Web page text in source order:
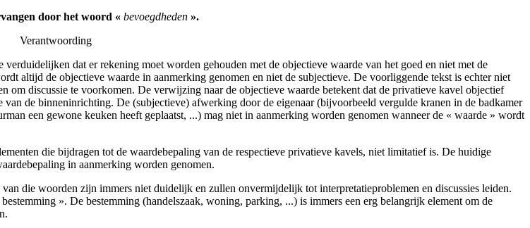
door het woord « bevoegdheden ».
Verantwoording
dat er rekening moet worden gehouden met de objectieve waarde van het goed en niet met de
altijd de objectieve waarde in aanmerking genomen en niet de subjectieve. De voorliggende tekst is echter niet
discussie te voorkomen. De verwijzing naar de objectieve waarde betekent dat de privatieve kavel objectief
de binneninrichting. De (subjectieve) afwerking door de eigenaar (bijvoorbeeld vergulde kranen in de badkamer
een gewone keuken heeft geplaatst, ...) mag niet in aanmerking worden genomen wanneer de « waarde » wordt
die bijdragen tot de waardebepaling van de respectieve privatieve kavels, niet limitatief is. De huidige
in aanmerking worden genomen.
die woorden zijn immers niet duidelijk en zullen onvermijdelijk tot interpretatieproblemen en discussies leiden.
». De bestemming (handelszaak, woning, parking, ...) is immers een erg belangrijk element om de